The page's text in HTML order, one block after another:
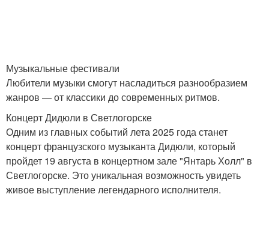
Музыкальные фестивали
Любители музыки смогут насладиться разнообразием
жанров — от классики до современных ритмов.
Концерт Дидюли в Светлогорске
Одним из главных событий лета 2025 года станет
концерт французского музыканта Дидюли, который
пройдет 19 августа в концертном зале "Янтарь Холл" в
Светлогорске. Это уникальная возможность увидеть
живое выступление легендарного исполнителя.